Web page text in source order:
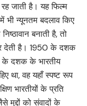
जाती है। यह फिल्म
न्यूनतम बदलाव किए
बनाती है, तो
देती है। 1950 के दशक
के दशक के भारतीय
था, वह यहाँ स्पष्ट रूप
भारतीयों के प्रति
मुद्दों को संवादों के